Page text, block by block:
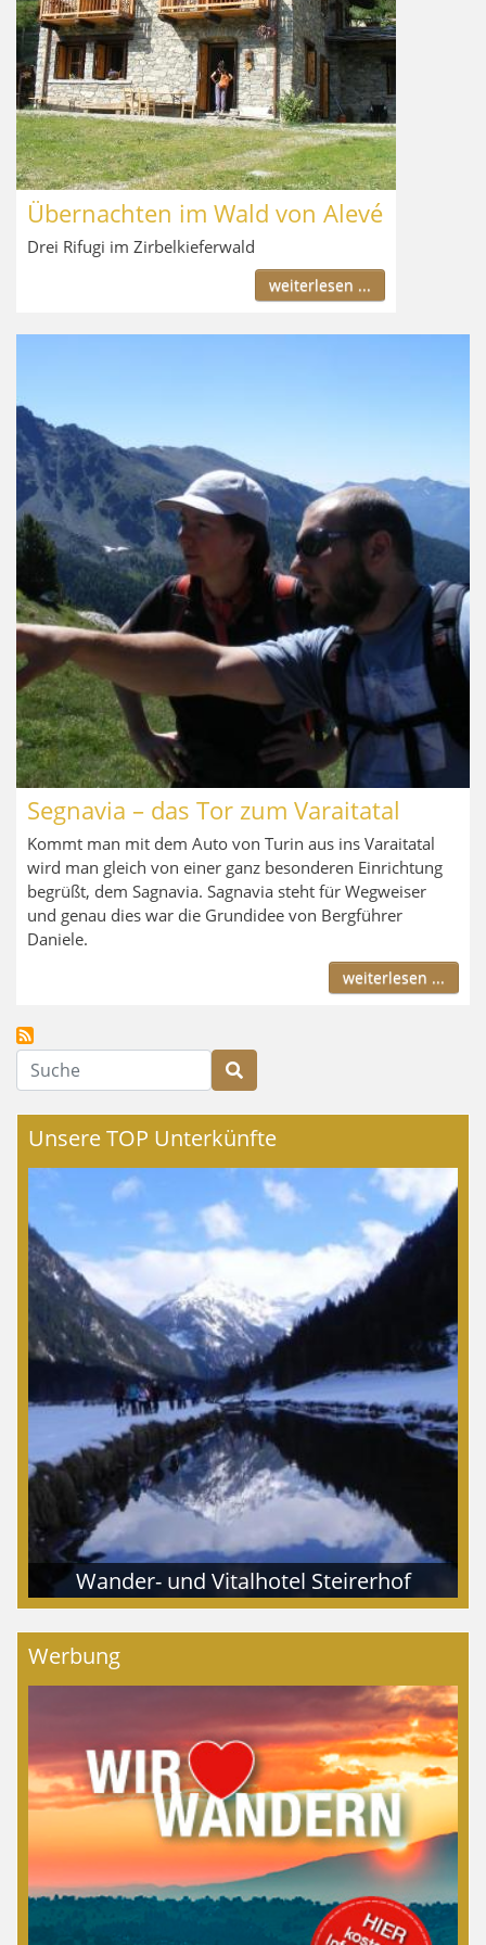
Übernachten im Wald von Alevé
Drei Rifugi im Zirbelkieferwald
weiterlesen ...
Segnavia – das Tor zum Varaitatal
Kommt man mit dem Auto von Turin aus ins Varaitatal
wird man gleich von einer ganz besonderen Einrichtung
begrüßt, dem Sagnavia. Sagnavia steht für Wegweiser
und genau dies war die Grundidee von Bergführer
Daniele.
weiterlesen ...
Suche
Unsere TOP Unterkünfte
Wander- und Vitalhotel Steirerhof
Werbung